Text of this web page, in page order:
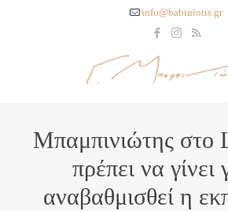
info@babiniotis.gr
Μπαμπινιώτης στο
πρέπει να γίνει
αναβαθμισθεί η